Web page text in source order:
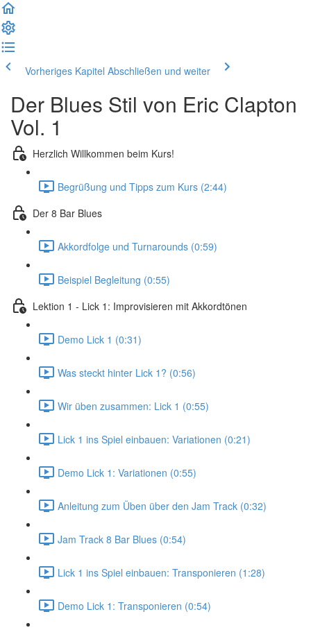
Vorheriges Kapitel Abschließen und weiter
Der Blues Stil von Eric Clapton
Vol. 1
Herzlich Willkommen beim Kurs!
Begrüßung und Tipps zum Kurs (2:44)
Der 8 Bar Blues
Akkordfolge und Turnarounds (0:59)
Beispiel Begleitung (0:55)
Lektion 1 - Lick 1: Improvisieren mit Akkordtönen
Demo Lick 1 (0:31)
Was steckt hinter Lick 1? (0:56)
Wir üben zusammen: Lick 1 (0:55)
Lick 1 ins Spiel einbauen: Variationen (0:21)
Demo Lick 1: Variationen (0:55)
Anleitung zum Üben über den Jam Track (0:32)
Jam Track 8 Bar Blues (0:54)
Lick 1 ins Spiel einbauen: Transponieren (1:28)
Demo Lick 1: Transponieren (0:54)